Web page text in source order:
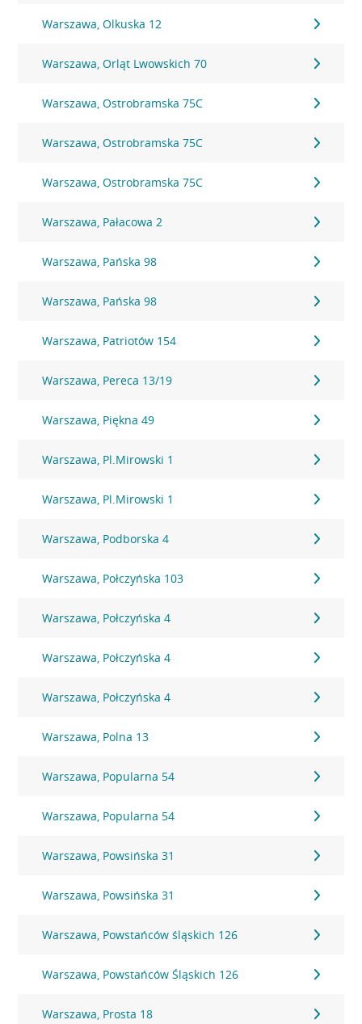
Warszawa, Olkuska 12
Warszawa, Orląt Lwowskich 70
Warszawa, Ostrobramska 75C
Warszawa, Ostrobramska 75C
Warszawa, Ostrobramska 75C
Warszawa, Pałacowa 2
Warszawa, Pańska 98
Warszawa, Pańska 98
Warszawa, Patriotów 154
Warszawa, Pereca 13/19
Warszawa, Piękna 49
Warszawa, Pl.Mirowski 1
Warszawa, Pl.Mirowski 1
Warszawa, Podborska 4
Warszawa, Połczyńska 103
Warszawa, Połczyńska 4
Warszawa, Połczyńska 4
Warszawa, Połczyńska 4
Warszawa, Polna 13
Warszawa, Popularna 54
Warszawa, Popularna 54
Warszawa, Powsińska 31
Warszawa, Powsińska 31
Warszawa, Powstańców śląskich 126
Warszawa, Powstańców Śląskich 126
Warszawa, Prosta 18